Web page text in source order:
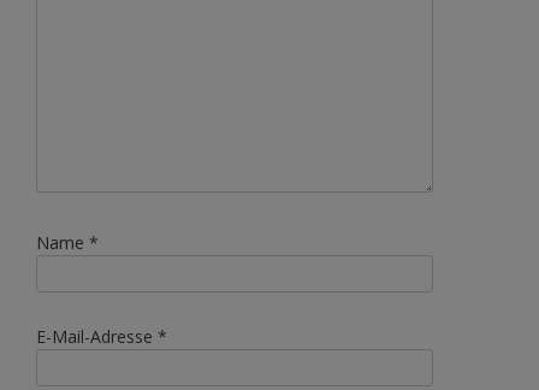
Name *
E-Mail-Adresse *